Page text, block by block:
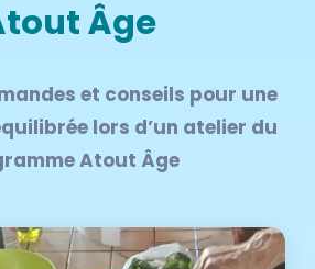
Âge
et conseils pour une
lors d’un atelier du
Atout Âge